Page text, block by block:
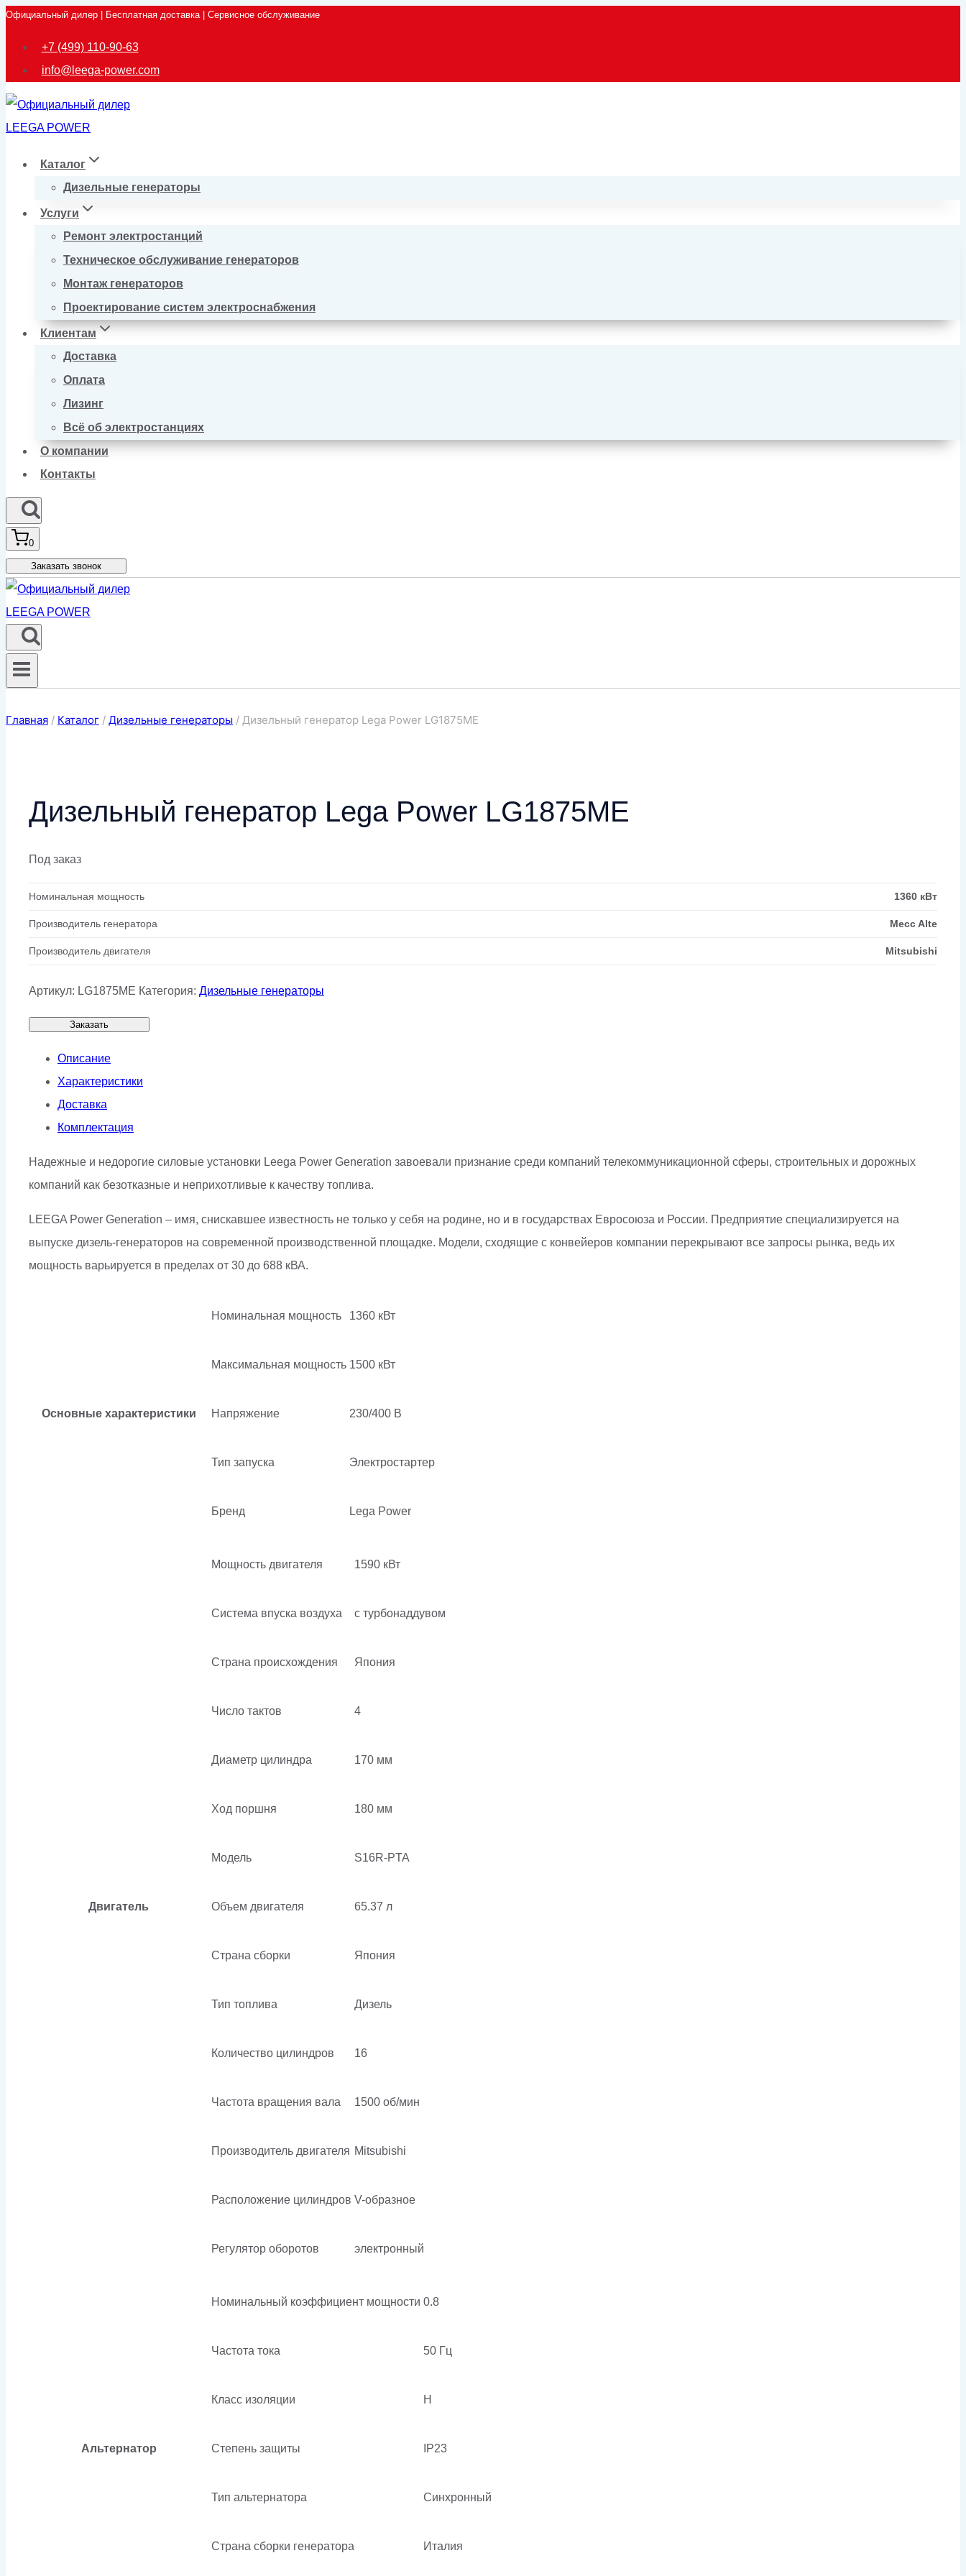
Перейти
Официальный дилер | Бесплатная доставка | Сервисное обслуживание
+7 (499) 110-90-63
info@leega-power.com
Каталог
Дизельные генераторы
Услуги
Ремонт электростанций
Техническое обслуживание генераторов
Монтаж генераторов
Проектирование систем электроснабжения
Клиентам
Доставка
Оплата
Лизинг
Всё об электростанциях
О компании
Контакты
0
Заказать звонок
Главная / Каталог / Дизельные генераторы / Дизельный генератор Lega Power LG1875ME
Дизельный генератор Lega Power LG1875ME
Под заказ
Номинальная мощность 1360 кВт
Производитель генератора Mecc Alte
Производитель двигателя Mitsubishi
Артикул: LG1875ME Категория: Дизельные генераторы
Заказать
Описание
Характеристики
Доставка
Комплектация
Надежные и недорогие силовые установки Leega Power Generation завоевали признание среди компаний телекоммуникационной сферы, строительных и дорожных
компаний как безотказные и неприхотливые к качеству топлива.
LEEGA Power Generation – имя, снискавшее известность не только у себя на родине, но и в государствах Евросоюза и России. Предприятие специализируется на
выпуске дизель-генераторов на современной производственной площадке. Модели, сходящие с конвейеров компании перекрывают все запросы рынка, ведь их
мощность варьируется в пределах от 30 до 688 кВА.
Основные характеристики
Номинальная мощность 1360 кВт
Максимальная мощность 1500 кВт
Напряжение 230/400 В
Тип запуска Электростартер
Бренд Lega Power
Двигатель
Мощность двигателя 1590 кВт
Система впуска воздуха с турбонаддувом
Страна происхождения Япония
Число тактов 4
Диаметр цилиндра 170 мм
Ход поршня 180 мм
Модель S16R-PTA
Объем двигателя 65.37 л
Страна сборки Япония
Тип топлива Дизель
Количество цилиндров 16
Частота вращения вала 1500 об/мин
Производитель двигателя Mitsubishi
Расположение цилиндров V-образное
Регулятор оборотов электронный
Альтернатор
Номинальный коэффициент мощности 0.8
Частота тока 50 Гц
Класс изоляции H
Степень защиты IP23
Тип альтернатора Синхронный
Страна сборки генератора Италия